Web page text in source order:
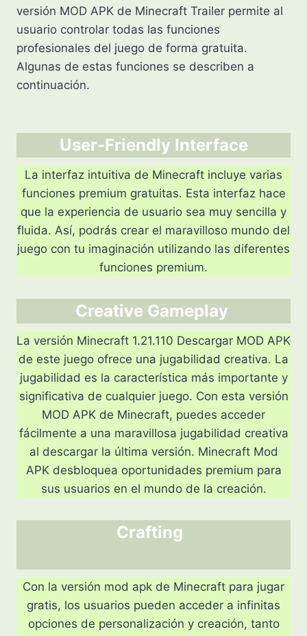
versión MOD APK de Minecraft Trailer permite al
usuario controlar todas las funciones
profesionales del juego de forma gratuita.
Algunas de estas funciones se describen a
continuación.
User-Friendly Interface
La interfaz intuitiva de Minecraft incluye varias
funciones premium gratuitas. Esta interfaz hace
que la experiencia de usuario sea muy sencilla y
fluida. Así, podrás crear el maravilloso mundo del
juego con tu imaginación utilizando las diferentes
funciones premium.
Creative Gameplay
La versión Minecraft 1.21.110 Descargar MOD APK
de este juego ofrece una jugabilidad creativa. La
jugabilidad es la característica más importante y
significativa de cualquier juego. Con esta versión
MOD APK de Minecraft, puedes acceder
fácilmente a una maravillosa jugabilidad creativa
al descargar la última versión. Minecraft Mod
APK desbloquea oportunidades premium para
sus usuarios en el mundo de la creación.
Crafting
Con la versión mod apk de Minecraft para jugar
gratis, los usuarios pueden acceder a infinitas
opciones de personalización y creación, tanto